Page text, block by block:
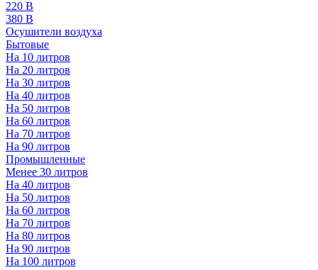
220 В
380 В
Осушители воздуха
Бытовые
На 10 литров
На 20 литров
На 30 литров
На 40 литров
На 50 литров
На 60 литров
На 70 литров
На 90 литров
Промышленные
Менее 30 литров
На 40 литров
На 50 литров
На 60 литров
На 70 литров
На 80 литров
На 90 литров
На 100 литров